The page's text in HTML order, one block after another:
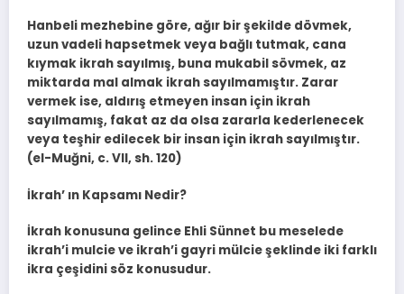
Hanbeli mezhebine göre, ağır bir şekilde dövmek,
uzun vadeli hapsetmek veya bağlı tutmak, cana
kıymak ikrah sayılmış, buna mukabil sövmek, az
mik­tarda mal almak ikrah sayılmamıştır. Zarar
vermek ise, aldırış etmeyen insan için ikrah
sayılmamış, fakat az da olsa zararla kederlenecek
veya teşhir edilecek bir insan için ikrah sayılmıştır.
(el-Muğni, c. VII, sh. 120)
İkrah’ ın Kapsamı Nedir?
İkrah konusuna gelince Ehli Sünnet bu meselede
ikrah’i mulcie ve ikrah’i gayri mülcie şeklinde iki farklı
ikra çeşidini söz konusudur.